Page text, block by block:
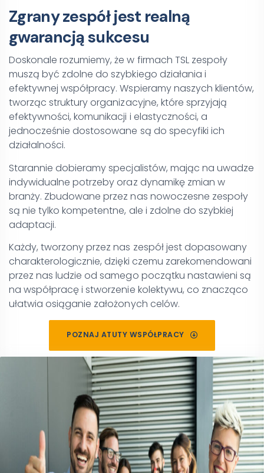
Zgrany zespół jest realną
gwarancją sukcesu
Doskonale rozumiemy, że w firmach TSL zespoły
muszą być zdolne do szybkiego działania i
efektywnej współpracy. Wspieramy naszych klientów,
tworząc struktury organizacyjne, które sprzyjają
efektywności, komunikacji i elastyczności, a
jednocześnie dostosowane są do specyfiki ich
działalności.
Starannie dobieramy specjalistów, mając na uwadze
indywidualne potrzeby oraz dynamikę zmian w
branży. Zbudowane przez nas nowoczesne zespoły
są nie tylko kompetentne, ale i zdolne do szybkiej
adaptacji.
Każdy, tworzony przez nas zespół jest dopasowany
charakterologicznie, dzięki czemu zarekomendowani
przez nas ludzie od samego początku nastawieni są
na współpracę i stworzenie kolektywu, co znacząco
ułatwia osiąganie założonych celów.
POZNAJ ATUTY WSPÓŁPRACY